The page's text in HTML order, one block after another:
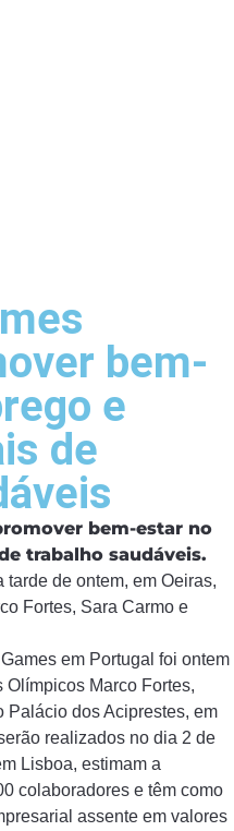
bem-
e
de
bem-estar no
trabalho saudáveis.
de ontem, em Oeiras,
Fortes, Sara Carmo e
em Portugal foi ontem
Marco Fortes,
Palácio dos Aciprestes, em
realizados no dia 2 de
Lisboa, estimam a
colaboradores e têm como
assente em valores